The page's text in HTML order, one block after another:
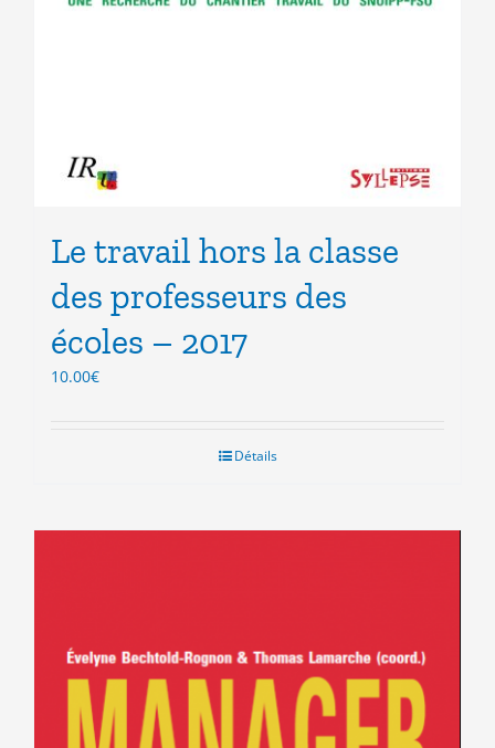
Le travail hors la classe
des professeurs des
écoles – 2017
10.00€
Détails